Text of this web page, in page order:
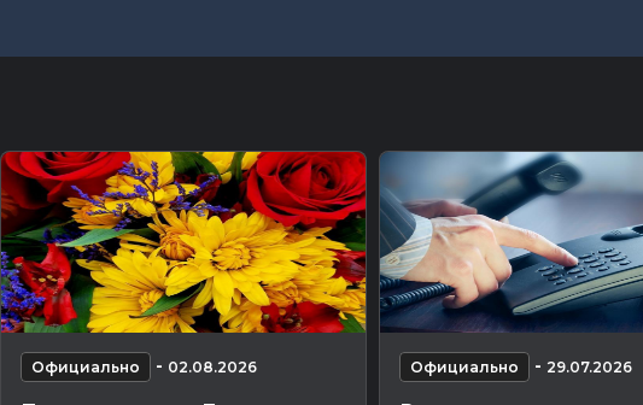
Официально - 02.08.2026 Официально - 29.07.2026